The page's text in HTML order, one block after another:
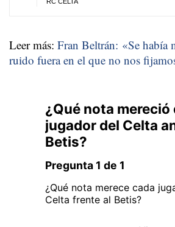
RC CELTA
Leer más: Fran Beltrán: «Se había
ruido fuera en el que no nos